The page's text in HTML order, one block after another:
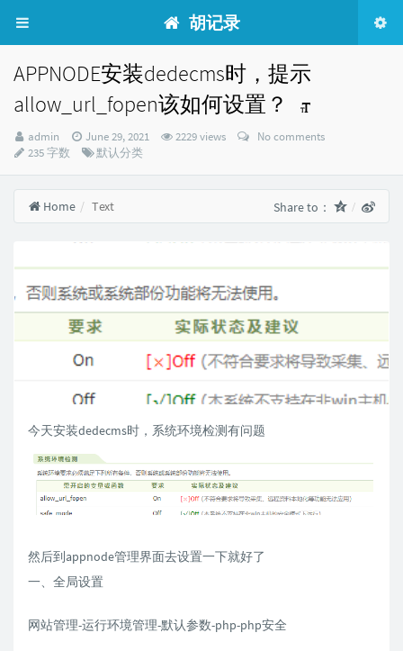
胡记录
APPNODE安装dedecms时，提示
allow_url_fopen该如何设置？
Author：
admin
发
布
June 29, 2021 2229 views
No comments
235 字数
Categories：
默认分类
Home Text Share to：
今天安装dedecms时，系统环境检测有问题
然后到appnode管理界面去设置一下就好了
一、全局设置
网站管理-运行环境管理-默认参数-php-php安全